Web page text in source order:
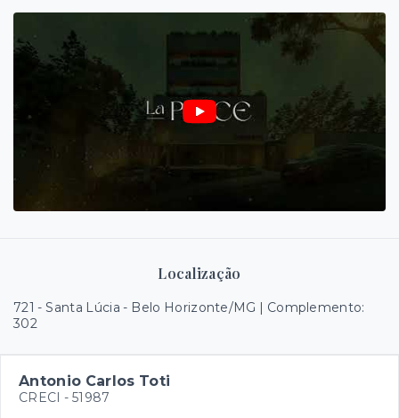
Localização
721 - Santa Lúcia - Belo Horizonte/MG | Complemento:
302
Antonio Carlos Toti
CRECI - 51987